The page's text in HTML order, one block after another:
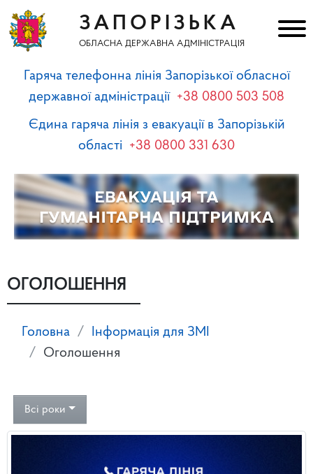
ЗАПОРІЗЬКА
ОБЛАСНА ДЕРЖАВНА АДМІНІСТРАЦІЯ
Гаряча телефонна лінія Запорізької обласної
державної адміністрації +38 0800 503 508
Єдина гаряча лінія з евакуації в Запорізькій
області +38 0800 331 630
ОГОЛОШЕННЯ
Головна
Інформація для ЗМІ
Оголошення
Всі роки